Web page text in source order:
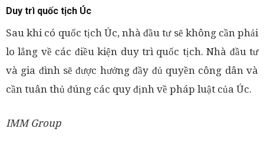
Duy trì quốc tịch Úc
Sau khi có quốc tịch Úc, nhà đầu tư sẽ không cần phải
lo lắng về các điều kiện duy trì quốc tịch. Nhà đầu tư
và gia đình sẽ được hưởng đầy đủ quyền công dân và
cần tuân thủ đúng các quy định về pháp luật của Úc.
IMM Group